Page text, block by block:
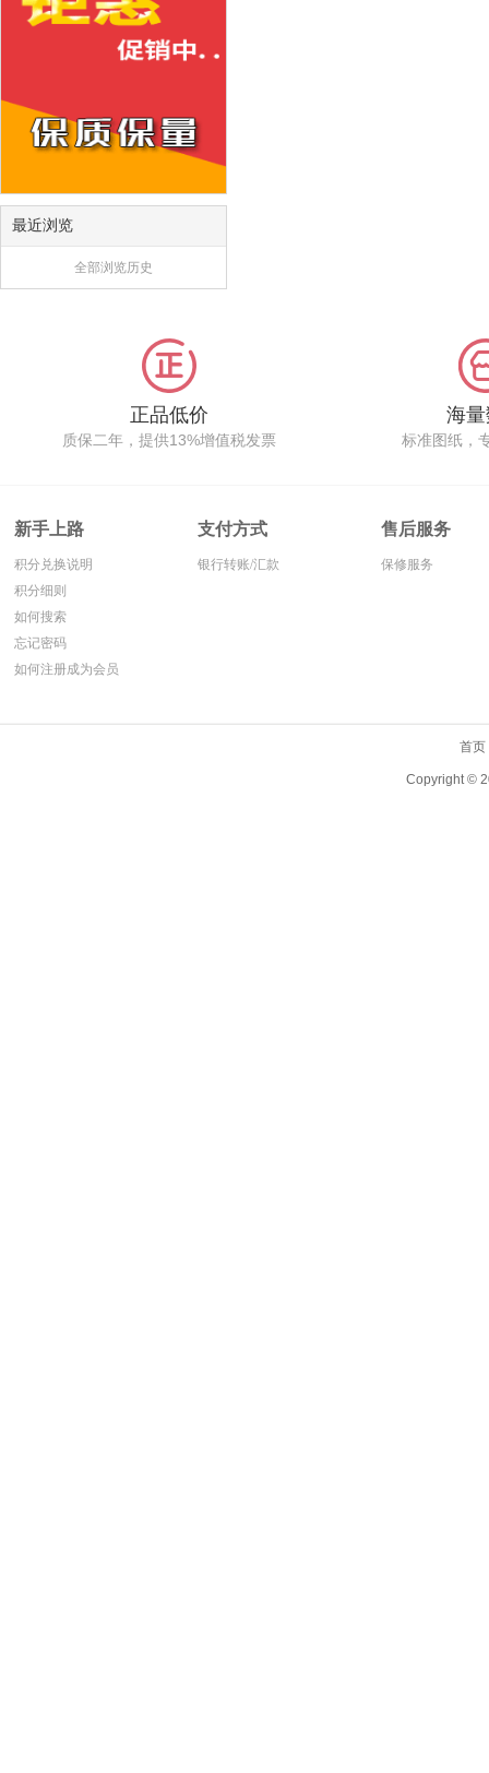
最近浏览
全部浏览历史
正品低价
质保二年，提供13%增值税发票
海
标准图纸，
新手上路
积分兑换说明
积分细则
如何搜索
忘记密码
如何注册成为会员
支付方式
银行转账/汇款
售后服务
保修服务
首页
Copyright ©